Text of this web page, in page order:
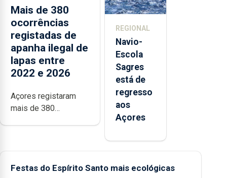
Mais de 380
ocorrências
registadas de
apanha ilegal de
lapas entre
2022 e 2026
Açores registaram
mais de 380
lapas entre 2022 e
postos de
REGIONAL
Navio-
Escola
Sagres
está de
regresso
aos
Açores
Festas do Espírito Santo mais ecológicas